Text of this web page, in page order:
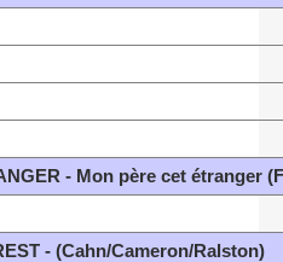
- Mon père cet étranger
- (Cahn/Cameron/Ralston)